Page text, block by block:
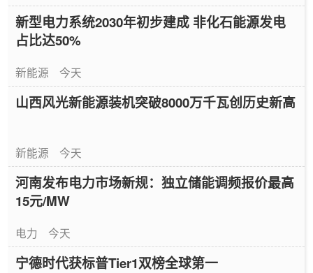
新型电力系统2030年初步建成 非化石能源发电
占比达50%
新能源 今天
山西风光新能源装机突破8000万千瓦创历史新高
新能源 今天
河南发布电力市场新规：独立储能调频报价最高
15元/MW
电力 今天
宁德时代获标普Tier1双榜全球第一